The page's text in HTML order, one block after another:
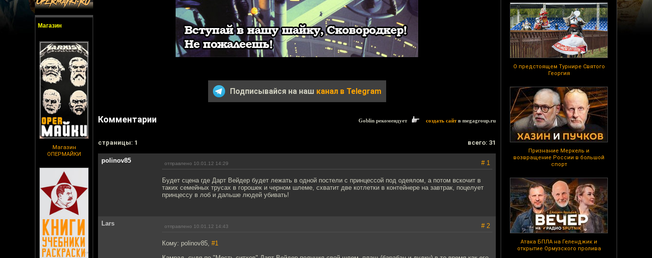
Магазин
Магазин
ОПЕРМАЙКИ
О предстоящем Турнире Святого
Георгия
Признание Меркель и
возвращение России в большой
спорт
Атака БПЛА на Геленджик и
открытие Ормузского пролива
Подписывайся на наш канал в Telegram
Комментарии Goblin рекомендует создать сайтв megagroup.ru
cтраницы: 1 всего: 31
polinov85 отправлено 10.01.12 14:29 # 1
Будет сцена где Дарт Вейдер будет лежать в одной постели с принцессой под одеялом, а потом вскочит в
таких семейных трусах в горошек и черном шлеме, схватит две котлетки в контейнере на завтрак, поцелует
принцессу в лоб и дальше людей убивать!
Lars отправлено 10.01.12 14:43 # 2
Кому: polinov85, #1